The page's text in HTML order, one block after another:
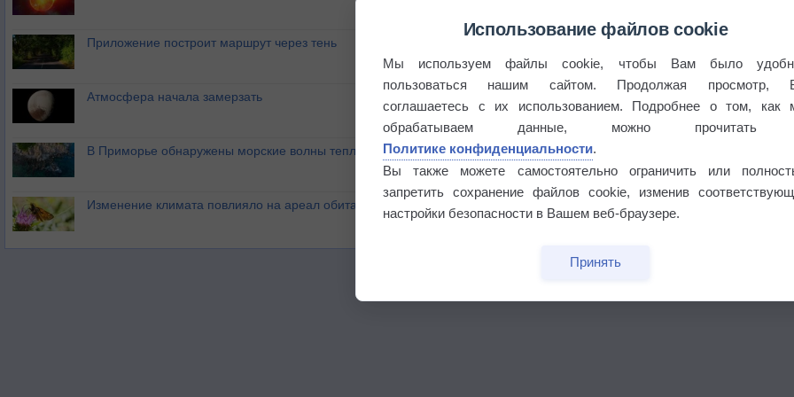
Приложение построит маршрут через тень
Атмосфера начала замерзать
В Приморье обнаружены морские волны тепла
Изменение климата повлияло на ареал обитания бабочек
Использование файлов cookie
Мы используем файлы cookie, чтобы Вам было
пользоваться нашим сайтом. Продолжая просмотр,
соглашаетесь с их использованием. Подробнее о том, как
обрабатываем данные, можно прочитать
Политике конфиденциальности.
Вы также можете самостоятельно ограничить или
запретить сохранение файлов cookie, изменив
настройки безопасности в Вашем веб-браузере.
Принять